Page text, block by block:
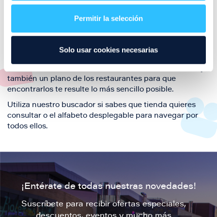
Permitir la selección
Solo usar cookies necesarias
también de nuestra oferta de ocio y shopping durante
tu visita.
El este directorio de restaurantes de Puerto Venecia
también un plano de los restaurantes para que
encontrarlos te resulte lo más sencillo posible.
Utiliza nuestro buscador si sabes que tienda quieres
consultar o el alfabeto desplegable para navegar por
todos ellos.
¡Entérate de todas nuestras novedades!
Suscríbete para recibir ofertas especiales,